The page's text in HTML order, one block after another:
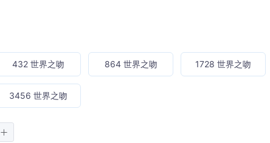
432 世界之吻 864 世界之吻 1728 世界之吻
3456 世界之吻